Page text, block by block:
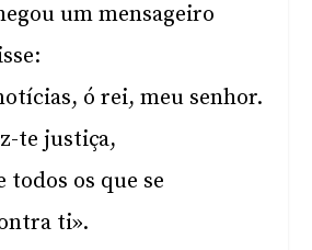
um mensageiro
ó rei, meu senhor.
te justiça,
todos os que se
ti».